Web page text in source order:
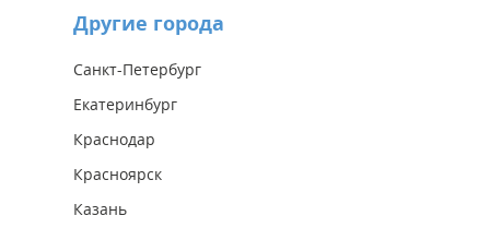
Другие города
Санкт-Петербург
Екатеринбург
Краснодар
Красноярск
Казань